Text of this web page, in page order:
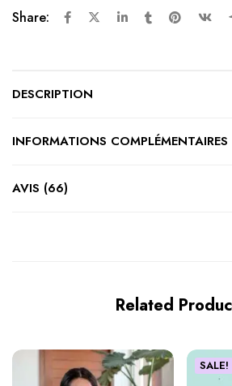
Share:
DESCRIPTION
INFORMATIONS COMPLÉMENTAIRES
AVIS (66)
Related
SALE!